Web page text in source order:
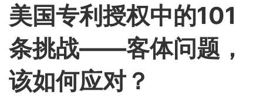
美国专利授权中的101
条挑战——客体问题，
该如何应对？